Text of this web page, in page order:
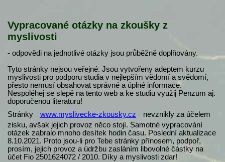
Vypracované otázky na zkoušky z
myslivosti
- odpovědi na jednotlivé otázky jsou průběžně doplňovány.
Tyto stránky nejsou veřejné. Jsou vytvořeny adeptem kurzu
myslivosti pro podporu studia v nejlepším vědomí a svědomí,
přesto nemusí obsahovat správné a úplné informace.
Nespoléhej se slepě na tento web a ke studiu využij Penzum aj.
doporučenou literaturu!
Stránky
www.myslivecke-zkousky.cz
nevznikly za účelem
zisku, avšak jejich provoz něco stojí. Samotné vypracování
otázek zabralo mnoho desítek hodin času. Poslední aktualizace
8.10.2021. Proto jsou-li pro Tebe stránky přínosem, podpoř,
prosím, jejich provoz a údržbu zasláním libovolné částky na
účet Fio 2501624072 / 2010. Díky a myslivosti zdar!